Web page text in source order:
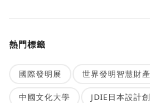
熱門標籤
國際發明展 世界發明智慧財
中國文化大學 JDIE日本設計